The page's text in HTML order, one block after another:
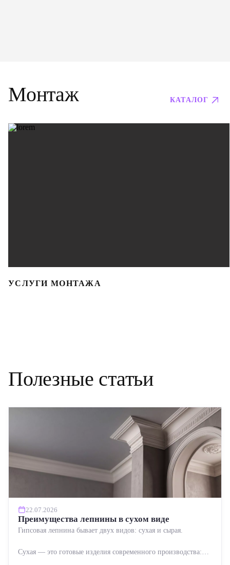
Монтаж КАТАЛОГ
УСЛУГИ МОНТАЖА
Полезные статьи
22.07.2026
Преимущества лепнины в сухом виде
Гипсовая лепнина бывает двух видов: сухая и сырая.
Сухая — это готовые изделия современного производства: